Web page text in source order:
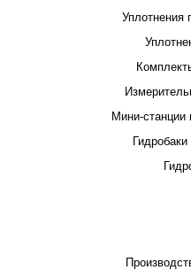
Уплотнения
Мини-